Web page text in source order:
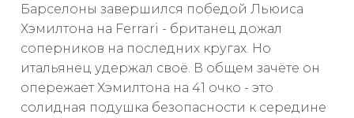
Барселоны завершился победой Льюиса
Хэмилтона на Ferrari - британец дожал
соперников на последних кругах. Но
итальянец удержал своё. В общем зачёте он
опережает Хэмилтона на 41 очко - это
солидная подушка безопасности к середине